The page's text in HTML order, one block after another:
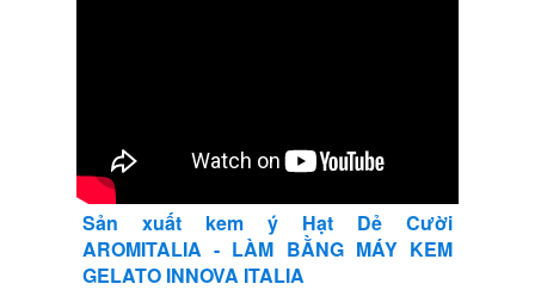
Sản xuất kem ý Hạt Dẻ Cười
AROMITALIA - LÀM BẰNG MÁY KEM
GELATO INNOVA ITALIA